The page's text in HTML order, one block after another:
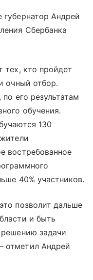
Андрей
Сбербанка
тех, кто пройдет
очный отбор.
его результатам
обучения.
130
востребованное
40% участников.
позволит дальше
и быть
задачи
отметил Андрей